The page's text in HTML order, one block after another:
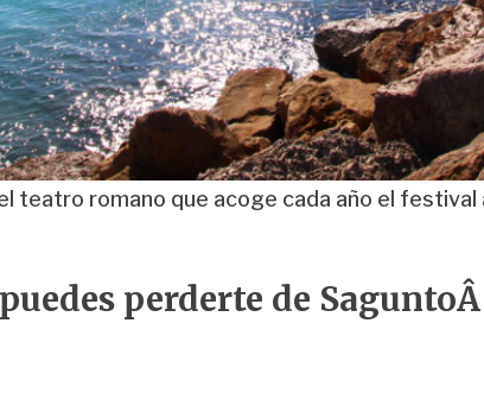
teatro romano que acoge cada año el festival
perderte de SaguntoÂ